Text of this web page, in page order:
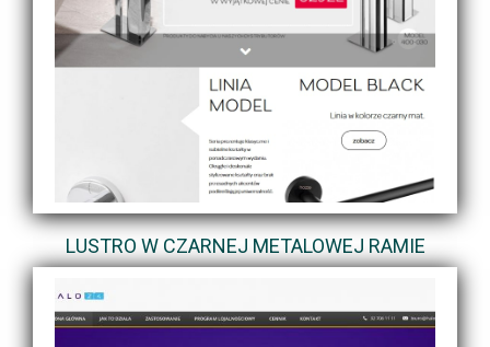
LUSTRO W CZARNEJ METALOWEJ RAMIE